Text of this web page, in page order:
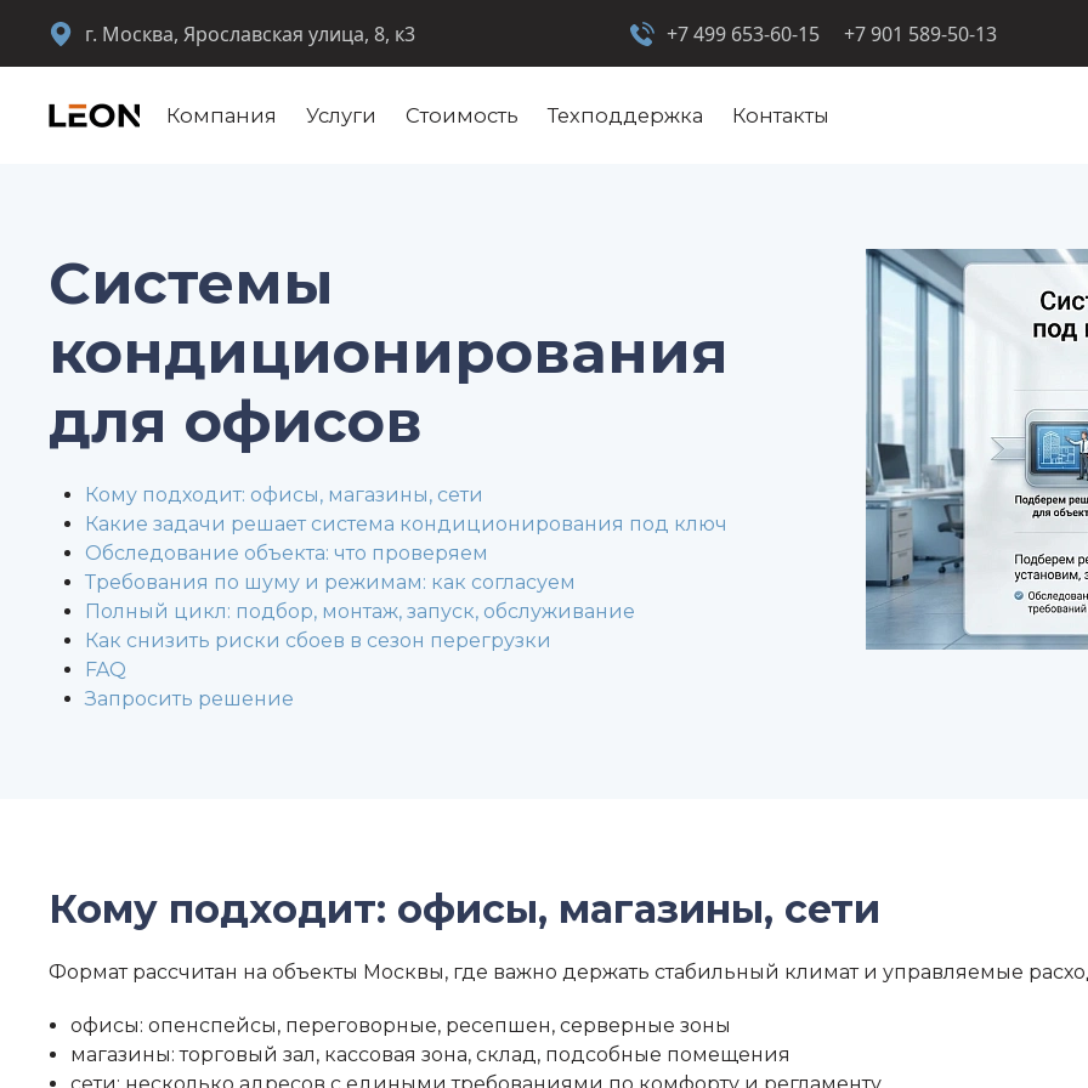
г. Москва, Ярославская улица, 8, к3 +7 499 653-60-15 +7 901 589-50-13
Компания Услуги Стоимость Техподдержка Контакты
Системы
кондиционирования
для офисов
Кому подходит: офисы, магазины, сети
Какие задачи решает система кондиционирования под ключ
Обследование объекта: что проверяем
Требования по шуму и режимам: как согласуем
Полный цикл: подбор, монтаж, запуск, обслуживание
Как снизить риски сбоев в сезон перегрузки
FAQ
Запросить решение
Кому подходит: офисы, магазины, сети
Формат рассчитан на объекты Москвы, где важно держать стабильный климат и управляемые
офисы: опенспейсы, переговорные, ресепшен, серверные зоны
магазины: торговый зал, кассовая зона, склад, подсобные помещения